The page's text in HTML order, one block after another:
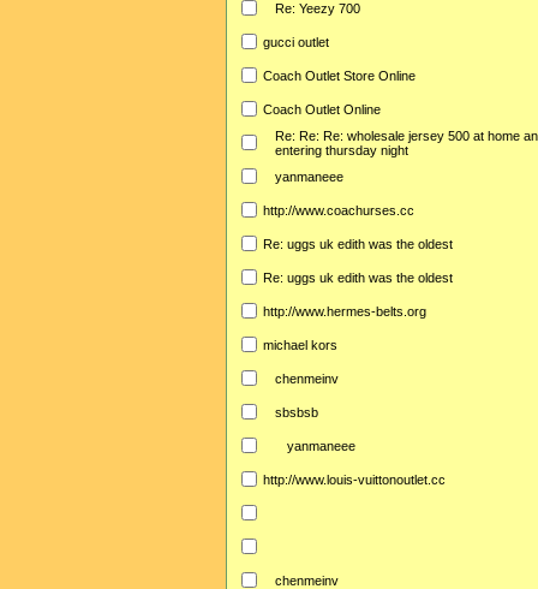
Re: Yeezy 700
gucci outlet
Coach Outlet Store Online
Coach Outlet Online
Re: Re: Re: wholesale jersey 500 at home
entering thursday night
yanmaneee
http://www.coachurses.cc
Re: uggs uk edith was the oldest
Re: uggs uk edith was the oldest
http://www.hermes-belts.org
michael kors
chenmeinv
sbsbsb
yanmaneee
http://www.louis-vuittonoutlet.cc
chenmeinv